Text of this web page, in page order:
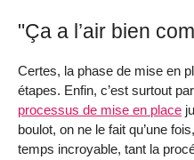
"Ça a l’air bien
Certes, la phase de mise en
étapes. Enfin, c’est surtout
processus de mise en place
boulot, on ne le fait qu’une
temps incroyable, tant la